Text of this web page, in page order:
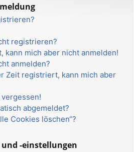
registrieren?
kann mich aber nicht anmelden!
anmelden?
Zeit registriert, kann mich aber
abgemeldet?
Cookies löschen“?
-einstellungen